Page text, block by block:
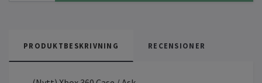
PRODUKTBESKRIVNING RECENSIONER